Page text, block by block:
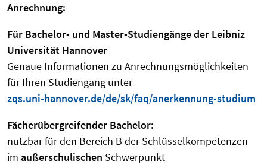
Anrechnung:
Für Bachelor- und Master-Studiengänge der Leibniz
Universität Hannover
Genaue Informationen zu Anrechnungsmöglichkeiten
für Ihren Studiengang unter
zqs.uni-hannover.de/de/sk/faq/anerkennung-studium
Fächerübergreifender Bachelor:
nutzbar für den Bereich B der Schlüsselkompetenzen
im außerschulischen Schwerpunkt